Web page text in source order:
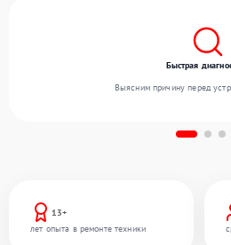
13+
лет опыта в ремонте техники
Быстрая
Выясним причину перед